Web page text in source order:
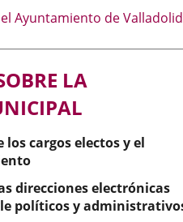
Ayuntamiento de Valladolid
LA
cargos electos y el
direcciones electrónicas
políticos y